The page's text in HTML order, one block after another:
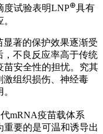
度试验表明LNP⊕具有
著的保护效果逐渐受
不良反应率高于传统
苗安全性的担忧。究其
激组织损伤、神经毒
mRNA疫苗载体系
要的是可温和诱导出